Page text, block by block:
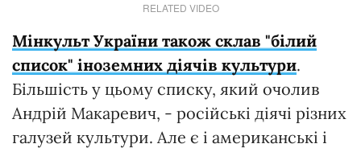
RELATED VIDEO
Мінкульт України також склав "білий
список" іноземних діячів культури.
Більшість у цьому списку, який очолив
Андрій Макаревич, - російські діячі різних
галузей культури. Але є і американські і